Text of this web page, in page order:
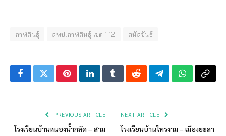
กาฬสินธุ์ สพป.กาฬสินธุ์ เขต 1 12 สหัสขันธ์
FacebookTwitterPinterestLinkedInTumblrRedditTelegramWhatsApp
Copy
PREVIOUS ARTICLE
โรงเรียนบ้านหนองน้ำกลัด – สาม
NEXT ARTICLE
โรงเรียนบ้านไทรงาม – เมืองยะลา